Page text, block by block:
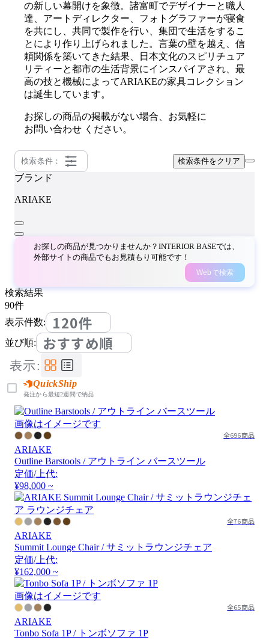
の新しい幕開けを象徴。諸富町でデザイナーと職人
達、アートディレクター、フォトグラファーが寝食
を共にし、共同で製作を行い、集団で生活をするこ
とにより作り上げられました。言葉の壁を越え、信
頼関係を築いてきた結果、日本文化のスピリチュア
リティーと都市の生活背景にインスパイアされ、最
高の技と機械によってARIAKEの家具コレクション
は誕生しています。
お探しの商品の掲載がない場合、お気軽に
お問い合わせ ください。
検索条件： 検索条件をクリア
ブランド
ARIAKE
お探しの商品が見つかりませんか？INTERIOR BASEでは、
外部サイトの商品でもお見積もり可能です！
Webで検索
検索結果
90件
表示件数:
120件
並び順: おすすめ順
表示:
QuickShip
発注から最短2週間で納品
画像はイメージです
全696商品
ARIAKE
Outline Barstools / アウトライン バースツール
定価/上代:
¥98,000 ~
全76商品
ARIAKE
Summit Lounge Chair / サミットラウンジチェア
定価/上代:
¥162,000 ~
画像はイメージです
全65商品
ARIAKE
Tonbo Sofa 1P / トンボソファ 1P